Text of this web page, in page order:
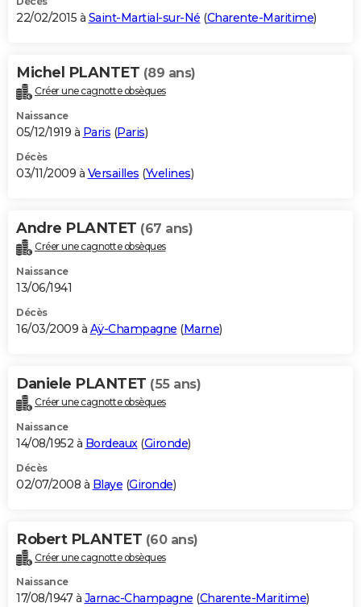
22/02/2015 à Saint-Martial-sur-Né (Charente-Maritime)
Michel PLANTET (89 ans)
Créer une cagnotte obsèques
Naissance
05/12/1919 à Paris (Paris)
Décès
03/11/2009 à Versailles (Yvelines)
Andre PLANTET (67 ans)
Créer une cagnotte obsèques
Naissance
13/06/1941
Décès
16/03/2009 à Aÿ-Champagne (Marne)
Daniele PLANTET (55 ans)
Créer une cagnotte obsèques
Naissance
14/08/1952 à Bordeaux (Gironde)
Décès
02/07/2008 à Blaye (Gironde)
Robert PLANTET (60 ans)
Créer une cagnotte obsèques
Naissance
17/08/1947 à Jarnac-Champagne (Charente-Maritime)